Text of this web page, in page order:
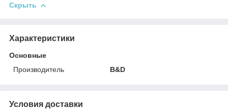
Скрыть
Характеристики
Основные
Производитель
B&D
Условия доставки